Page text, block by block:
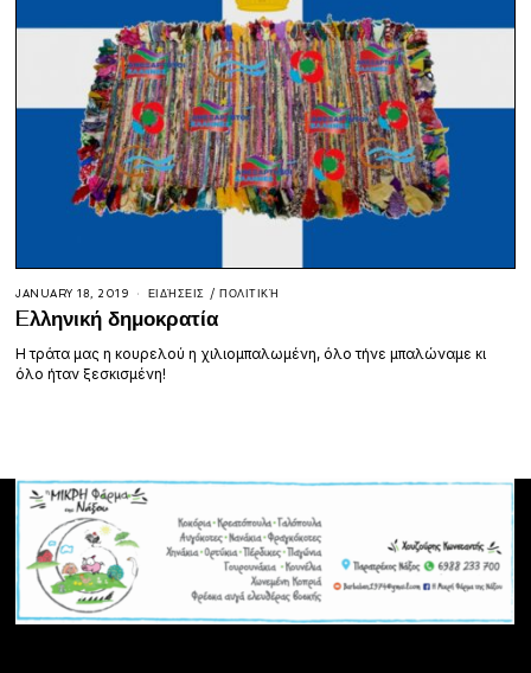
JANUARY 18, 2019 ΕΙΔΉΣΕΙΣ / ΠΟΛΙΤΙΚΉ
Eλληνική δημοκρατία
H τράτα μας η κουρελού η χιλιομπαλωμένη, όλο τήνε μπαλώναμε κι
όλο ήταν ξεσκισμένη!